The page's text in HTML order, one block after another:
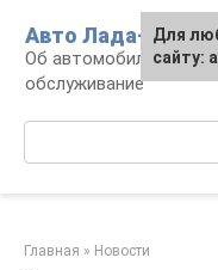
контенту
Авто Лада-люкс
Об автомобилях
обслуживание
Главная » Новости
Для
сайту: